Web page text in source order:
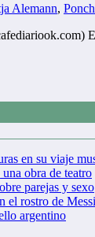
Alemann,
en su viaje
obra de teatro
parejas y sexo
el rostro de Messi
argentino